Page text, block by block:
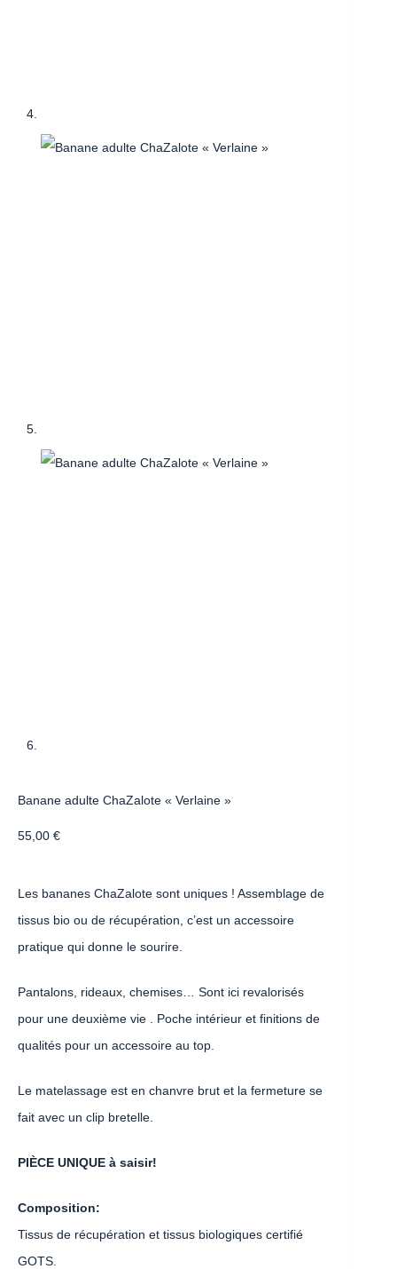
Banane adulte ChaZalote « Verlaine »
55,00 €
Les bananes ChaZalote sont uniques ! Assemblage de
tissus bio ou de récupération, c’est un accessoire
pratique qui donne le sourire.
Pantalons, rideaux, chemises… Sont ici revalorisés
pour une deuxième vie . Poche intérieur et finitions de
qualités pour un accessoire au top.
Le matelassage est en chanvre brut et la fermeture se
fait avec un clip bretelle.
PIÈCE UNIQUE à saisir!
Composition:
Tissus de récupération et tissus biologiques certifié
GOTS.